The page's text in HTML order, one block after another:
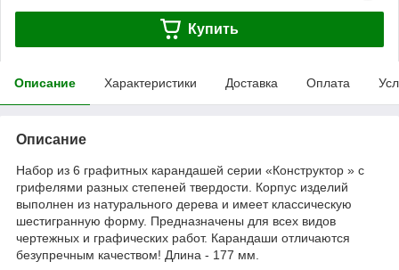
Купить
Описание Характеристики Доставка Оплата
Описание
Набор из 6 графитных карандашей серии «Конструктор » с
грифелями разных степеней твердости. Корпус изделий
выполнен из натурального дерева и имеет классическую
шестигранную форму. Предназначены для всех видов
чертежных и графических работ. Карандаши отличаются
безупречным качеством! Длина - 177 мм.